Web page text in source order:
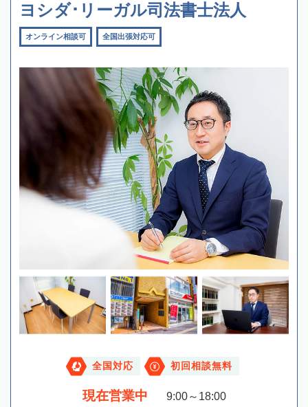
ヨシダ･リーガル司法書士法人
オンライン相談可 全国出張対応可
全国対応 初回相談無料
現在営業中 9:00～18:00